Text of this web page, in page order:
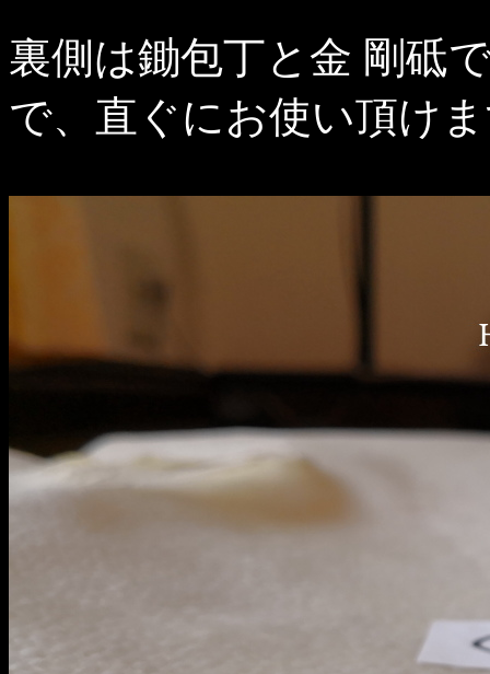
裏側は鋤包丁と金 剛砥
で、直ぐにお使い頂け